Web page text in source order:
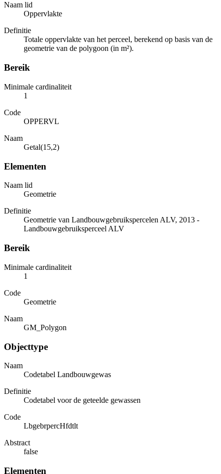
Naam lid
Oppervlakte
Definitie
Totale oppervlakte van het perceel, berekend op basis van de
geometrie van de polygoon (in m²).
Bereik
Minimale cardinaliteit
1
Code
OPPERVL
Naam
Getal(15,2)
Elementen
Naam lid
Geometrie
Definitie
Geometrie van Landbouwgebruikspercelen ALV, 2013 -
Landbouwgebruiksperceel ALV
Bereik
Minimale cardinaliteit
1
Code
Geometrie
Naam
GM_Polygon
Objecttype
Naam
Codetabel Landbouwgewas
Definitie
Codetabel voor de geteelde gewassen
Code
LbgebrpercHfdtlt
Abstract
false
Elementen